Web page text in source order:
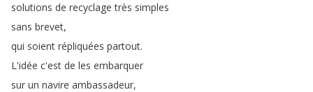
solutions de recyclage très simples
sans brevet,
qui soient répliquées partout.
L'idée c'est de les embarquer
sur un navire ambassadeur,